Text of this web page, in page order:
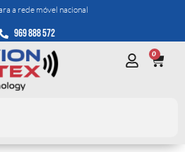
a rede móvel nacional
969 888 572
0